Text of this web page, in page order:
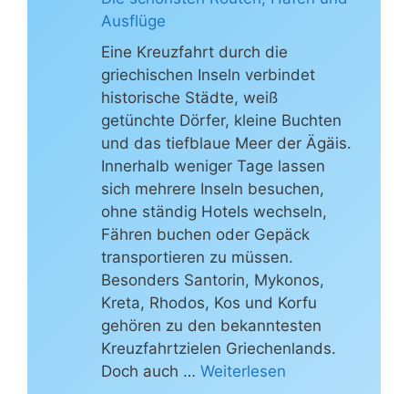
Ausflüge
Eine Kreuzfahrt durch die
griechischen Inseln verbindet
historische Städte, weiß
getünchte Dörfer, kleine Buchten
und das tiefblaue Meer der Ägäis.
Innerhalb weniger Tage lassen
sich mehrere Inseln besuchen,
ohne ständig Hotels wechseln,
Fähren buchen oder Gepäck
transportieren zu müssen.
Besonders Santorin, Mykonos,
Kreta, Rhodos, Kos und Korfu
gehören zu den bekanntesten
Kreuzfahrtzielen Griechenlands.
Doch auch … Weiterlesen